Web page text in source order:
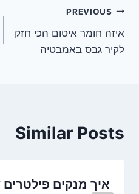
ניווט
PREVIOUS
איזה חומר איטום הכי חזק
לקיר גבס באמבטיה
Similar Posts
איך מנקים פילטרים